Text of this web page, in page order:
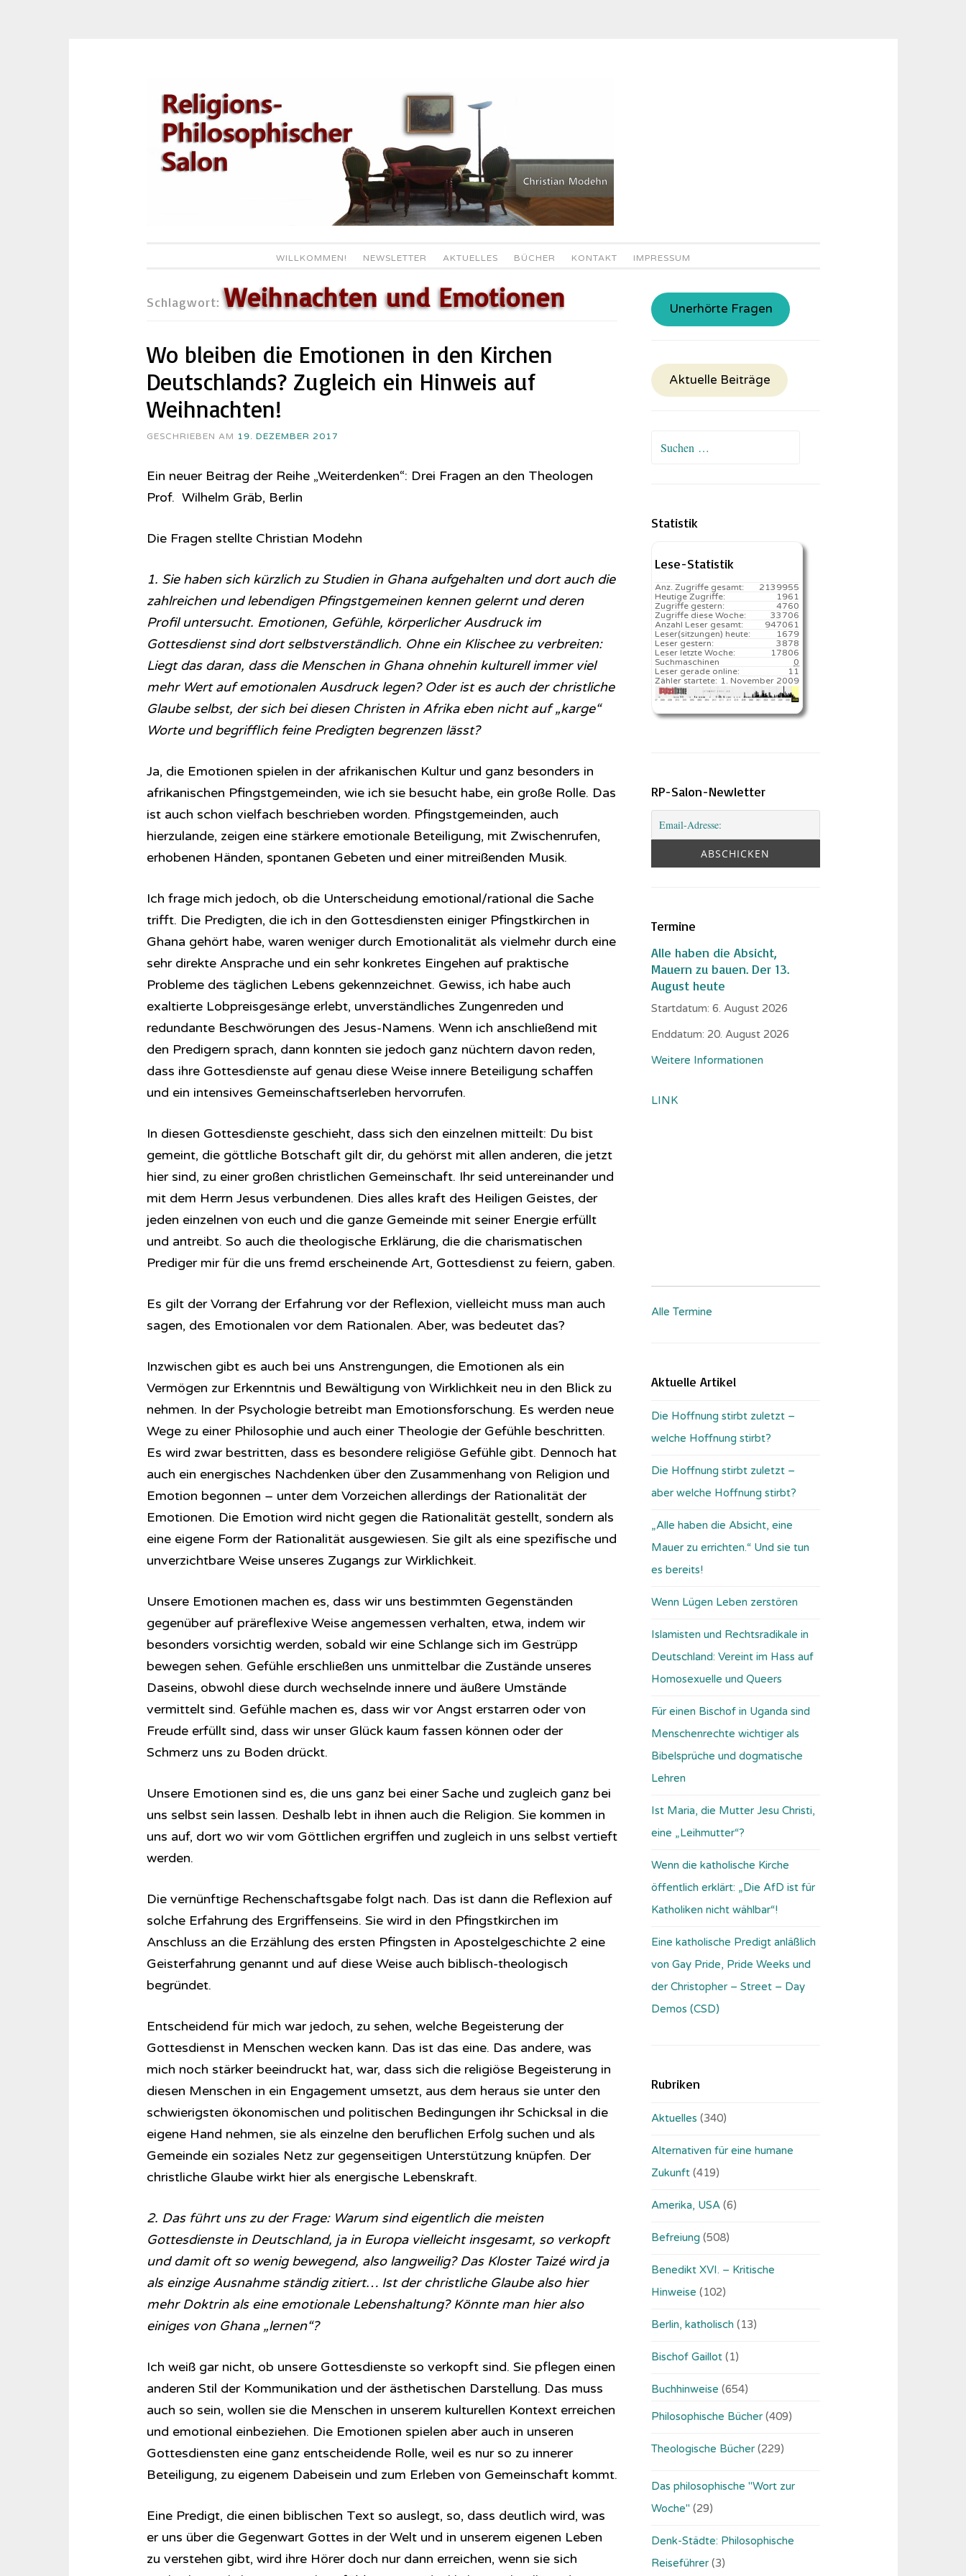
Inhalt
springen
WILLKOMMEN! NEWSLETTER AKTUELLES BÜCHER KONTAKT IMPRESSUM
Schlagwort:Weihnachten und Emotionen
Wo bleiben die Emotionen in den Kirchen
Deutschlands? Zugleich ein Hinweis auf
Weihnachten!
GESCHRIEBEN AM 19. DEZEMBER 2017
Ein neuer Beitrag der Reihe „Weiterdenken“: Drei Fragen an den Theologen
Prof. Wilhelm Gräb, Berlin
Die Fragen stellte Christian Modehn
1. Sie haben sich kürzlich zu Studien in Ghana aufgehalten und dort auch die
zahlreichen und lebendigen Pfingstgemeinen kennen gelernt und deren
Profil untersucht. Emotionen, Gefühle, körperlicher Ausdruck im
Gottesdienst sind dort selbstverständlich. Ohne ein Klischee zu verbreiten:
Liegt das daran, dass die Menschen in Ghana ohnehin kulturell immer viel
mehr Wert auf emotionalen Ausdruck legen? Oder ist es auch der christliche
Glaube selbst, der sich bei diesen Christen in Afrika eben nicht auf „karge“
Worte und begrifflich feine Predigten begrenzen lässt?
Ja, die Emotionen spielen in der afrikanischen Kultur und ganz besonders in
afrikanischen Pfingstgemeinden, wie ich sie besucht habe, ein große Rolle. Das
ist auch schon vielfach beschrieben worden. Pfingstgemeinden, auch
hierzulande, zeigen eine stärkere emotionale Beteiligung, mit Zwischenrufen,
erhobenen Händen, spontanen Gebeten und einer mitreißenden Musik.
Ich frage mich jedoch, ob die Unterscheidung emotional/rational die Sache
trifft. Die Predigten, die ich in den Gottesdiensten einiger Pfingstkirchen in
Ghana gehört habe, waren weniger durch Emotionalität als vielmehr durch eine
sehr direkte Ansprache und ein sehr konkretes Eingehen auf praktische
Probleme des täglichen Lebens gekennzeichnet. Gewiss, ich habe auch
exaltierte Lobpreisgesänge erlebt, unverständliches Zungenreden und
redundante Beschwörungen des Jesus-Namens. Wenn ich anschließend mit
den Predigern sprach, dann konnten sie jedoch ganz nüchtern davon reden,
dass ihre Gottesdienste auf genau diese Weise innere Beteiligung schaffen
und ein intensives Gemeinschaftserleben hervorrufen.
In diesen Gottesdienste geschieht, dass sich den einzelnen mitteilt: Du bist
gemeint, die göttliche Botschaft gilt dir, du gehörst mit allen anderen, die jetzt
hier sind, zu einer großen christlichen Gemeinschaft. Ihr seid untereinander und
mit dem Herrn Jesus verbundenen. Dies alles kraft des Heiligen Geistes, der
jeden einzelnen von euch und die ganze Gemeinde mit seiner Energie erfüllt
und antreibt. So auch die theologische Erklärung, die die charismatischen
Prediger mir für die uns fremd erscheinende Art, Gottesdienst zu feiern, gaben.
Es gilt der Vorrang der Erfahrung vor der Reflexion, vielleicht muss man auch
sagen, des Emotionalen vor dem Rationalen. Aber, was bedeutet das?
Inzwischen gibt es auch bei uns Anstrengungen, die Emotionen als ein
Vermögen zur Erkenntnis und Bewältigung von Wirklichkeit neu in den Blick zu
nehmen. In der Psychologie betreibt man Emotionsforschung. Es werden neue
Wege zu einer Philosophie und auch einer Theologie der Gefühle beschritten.
Es wird zwar bestritten, dass es besondere religiöse Gefühle gibt. Dennoch hat
auch ein energisches Nachdenken über den Zusammenhang von Religion und
Emotion begonnen – unter dem Vorzeichen allerdings der Rationalität der
Emotionen. Die Emotion wird nicht gegen die Rationalität gestellt, sondern als
eine eigene Form der Rationalität ausgewiesen. Sie gilt als eine spezifische und
unverzichtbare Weise unseres Zugangs zur Wirklichkeit.
Unsere Emotionen machen es, dass wir uns bestimmten Gegenständen
gegenüber auf präreflexive Weise angemessen verhalten, etwa, indem wir
besonders vorsichtig werden, sobald wir eine Schlange sich im Gestrüpp
bewegen sehen. Gefühle erschließen uns unmittelbar die Zustände unseres
Daseins, obwohl diese durch wechselnde innere und äußere Umstände
vermittelt sind. Gefühle machen es, dass wir vor Angst erstarren oder von
Freude erfüllt sind, dass wir unser Glück kaum fassen können oder der
Schmerz uns zu Boden drückt.
Unsere Emotionen sind es, die uns ganz bei einer Sache und zugleich ganz bei
uns selbst sein lassen. Deshalb lebt in ihnen auch die Religion. Sie kommen in
uns auf, dort wo wir vom Göttlichen ergriffen und zugleich in uns selbst vertieft
werden.
Die vernünftige Rechenschaftsgabe folgt nach. Das ist dann die Reflexion auf
solche Erfahrung des Ergriffenseins. Sie wird in den Pfingstkirchen im
Anschluss an die Erzählung des ersten Pfingsten in Apostelgeschichte 2 eine
Geisterfahrung genannt und auf diese Weise auch biblisch-theologisch
begründet.
Entscheidend für mich war jedoch, zu sehen, welche Begeisterung der
Gottesdienst in Menschen wecken kann. Das ist das eine. Das andere, was
mich noch stärker beeindruckt hat, war, dass sich die religiöse Begeisterung in
diesen Menschen in ein Engagement umsetzt, aus dem heraus sie unter den
schwierigsten ökonomischen und politischen Bedingungen ihr Schicksal in die
eigene Hand nehmen, sie als einzelne den beruflichen Erfolg suchen und als
Gemeinde ein soziales Netz zur gegenseitigen Unterstützung knüpfen. Der
christliche Glaube wirkt hier als energische Lebenskraft.
2. Das führt uns zu der Frage: Warum sind eigentlich die meisten
Gottesdienste in Deutschland, ja in Europa vielleicht insgesamt, so verkopft
und damit oft so wenig bewegend, also langweilig? Das Kloster Taizé wird ja
als einzige Ausnahme ständig zitiert… Ist der christliche Glaube also hier
mehr Doktrin als eine emotionale Lebenshaltung? Könnte man hier also
einiges von Ghana „lernen“?
Ich weiß gar nicht, ob unsere Gottesdienste so verkopft sind. Sie pflegen einen
anderen Stil der Kommunikation und der ästhetischen Darstellung. Das muss
auch so sein, wollen sie die Menschen in unserem kulturellen Kontext erreichen
und emotional einbeziehen. Die Emotionen spielen aber auch in unseren
Gottesdiensten eine ganz entscheidende Rolle, weil es nur so zu innerer
Beteiligung, zu eigenem Dabeisein und zum Erleben von Gemeinschaft kommt.
Eine Predigt, die einen biblischen Text so auslegt, so, dass deutlich wird, was
er uns über die Gegenwart Gottes in der Welt und in unserem eigenen Leben
zu verstehen gibt, wird ihre Hörer doch nur dann erreichen, wenn sie sich
Unerhörte Fragen
Aktuelle Beiträge
Suchen
Statistik
Lese-Statistik
2139955
Anz. Zugriffe gesamt:
1961
Heutige Zugriffe:
4760
Zugriffe gestern:
33706
Zugriffe diese Woche:
947061
Anzahl Leser gesamt:
1679️
Leser(sitzungen) heute:
3878
Leser gestern:
17806️
Leser letzte Woche:
0
Suchmaschinen
11
Leser gerade online:
1. November 2009
Zähler startete:
RP-Salon-Newletter
Termine
Alle haben die Absicht,
Mauern zu bauen. Der 13.
August heute
Startdatum:6. August 2026
Enddatum: 20. August 2026
Weitere Informationen
LINK
Alle Termine
Aktuelle Artikel
Die Hoffnung stirbt zuletzt –
welche Hoffnung stirbt?
Die Hoffnung stirbt zuletzt –
aber welche Hoffnung stirbt?
„Alle haben die Absicht, eine
Mauer zu errichten.“ Und sie tun
es bereits!
Wenn Lügen Leben zerstören
Islamisten und Rechtsradikale in
Deutschland: Vereint im Hass auf
Homosexuelle und Queers
Für einen Bischof in Uganda sind
Menschenrechte wichtiger als
Bibelsprüche und dogmatische
Lehren
Ist Maria, die Mutter Jesu Christi,
eine „Leihmutter“?
Wenn die katholische Kirche
öffentlich erklärt: „Die AfD ist für
Katholiken nicht wählbar“!
Eine katholische Predigt anläßlich
von Gay Pride, Pride Weeks und
der Christopher – Street – Day
Demos (CSD)
Rubriken
Aktuelles (340)
Alternativen für eine humane
Zukunft (419)
Amerika, USA (6)
Befreiung (508)
Benedikt XVI. – Kritische
Hinweise (102)
Berlin, katholisch (13)
Bischof Gaillot (1)
Buchhinweise (654)
Philosophische Bücher (409)
Theologische Bücher (229)
Das philosophische "Wort zur
Woche" (29)
Denk-Städte: Philosophische
Reiseführer (3)